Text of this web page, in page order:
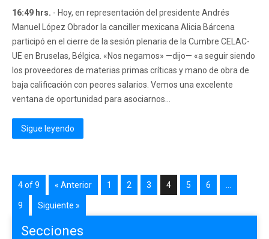
16:49 hrs. - Hoy, en representación del presidente Andrés
Manuel López Obrador la canciller mexicana Alicia Bárcena
participó en el cierre de la sesión plenaria de la Cumbre CELAC-
UE en Bruselas, Bélgica. «Nos negamos» —dijo— «a seguir siendo
los proveedores de materias primas críticas y mano de obra de
baja calificación con peores salarios. Vemos una excelente
ventana de oportunidad para asociarnos...
Sigue leyendo
4 of 9 « Anterior 1 2 3 4 5 6
9 Siguiente »
Secciones